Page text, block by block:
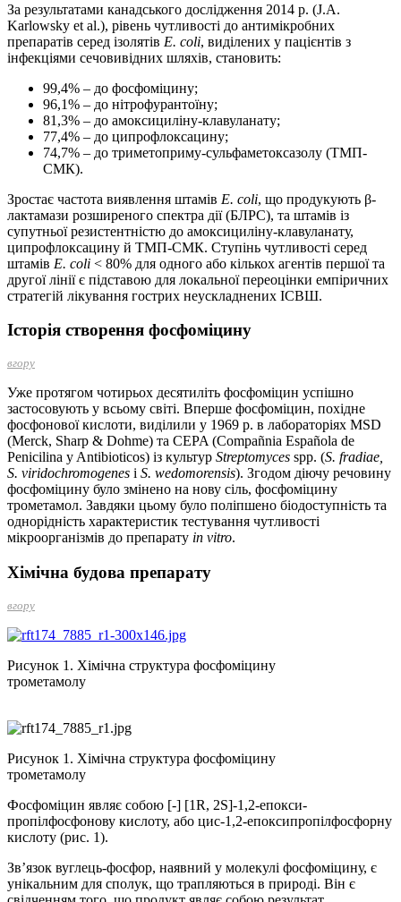
За результатами канадського дослідження 2014 р. (J.A.
Karlowsky et al.), рівень чутливості до антимікробних
препаратів серед ізолятів E. coli, виділених у пацієнтів з
інфекціями сечовивідних шляхів, становить:
99,4% – до фосфоміцину;
96,1% – до нітрофурантоїну;
81,3% – до амоксициліну-клавуланату;
77,4% – до ципрофлоксацину;
74,7% – до триметоприму-сульфаметоксазолу (ТМП-
СМК).
Зростає частота виявлення штамів E. coli, що продукують β-
лактамази розширеного спектра дії (БЛРС), та штамів із
супутньої резистентністю до амоксициліну-клавуланату,
ципрофлоксацину й ТМП-СМК. Ступінь чутливості серед
штамів E. coli < 80% для одного або кількох агентів першої та
другої лінії є підставою для локальної переоцінки емпіричних
стратегій лікування гострих неускладнених ІСВШ.
Історія створення фосфоміцину
вгору
Уже протягом чотирьох десятиліть фосфоміцин успішно
застосовують у всьому світі. Вперше фосфоміцин, похідне
фосфонової кислоти, виділили у 1969 р. в лабораторіях MSD
(Merck, Sharp & Dohme) та CEPA (Compañnia Española de
Penicilina y Antibioticos) із культур Streptomyces spp. (S. fradiae,
S. viridochromogenes і S. wedomorensis). Згодом діючу речовину
фосфоміцину було змінено на нову сіль, фосфоміцину
трометамол. Завдяки цьому було поліпшено біодоступність та
однорідність характеристик тестування чутливості
мікроорганізмів до препарату in vitro.
Хімічна будова препарату
вгору
Рисунок 1. Хімічна структура фосфоміцину
трометамолу
Рисунок 1. Хімічна структура фосфоміцину
трометамолу
Фосфоміцин являє собою [-] [1R, 2S]-1,2-епокси­
пропілфосфонову кислоту, або цис-1,2-епоксипропілфосфорну
кислоту (рис. 1).
Зв’язок вуглець-фосфор, наявний у молекулі фосфоміцину, є
унікальним для сполук, що трапляються в природі. Він є